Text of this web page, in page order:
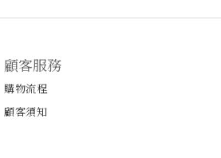
顧客服務
購物流程
顧客須知